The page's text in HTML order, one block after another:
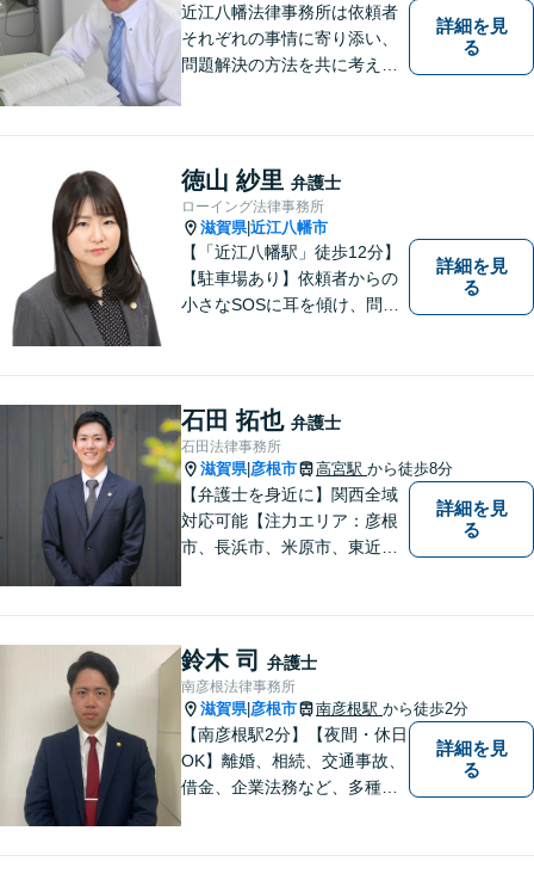
近江八幡法律事務所は依頼者
それぞれの事情に寄り添い、
問題解決の方法を共に考える
方」も、ぜひお気軽にご相談
ください。
詳細を見
る
徳山 紗里 弁護士
ローイング法律事務所
滋賀県|近江八幡市
【「近江八幡駅」徒歩12分】
【駐車場あり】依頼者からの
小さなSOSに耳を傾け、問題
ております。 ぜひ一度私にご
相談ください。
詳細を見
る
石田 拓也 弁護士
石田法律事務所
滋賀県| 彦根市 高宮駅 から徒歩8分
【弁護士を身近に】関西全域
対応可能【注力エリア：彦根
市、長浜市、米原市、東近江
まに、不安を和らげベストな
解決策を提供します「迅速丁
寧」【無料相談有・駐車場完
備】【英語対応可】
詳細を見
る
鈴木 司 弁護士
南彦根法律事務所
滋賀県| 彦根市 南彦根駅 から徒歩2分
【南彦根駅2分】【夜間・休日
OK】離婚、相続、交通事故、
借金、企業法務など、多種多
詳細を見
る